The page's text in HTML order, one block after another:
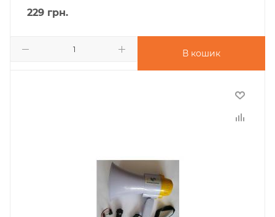
229 грн.
В кошик